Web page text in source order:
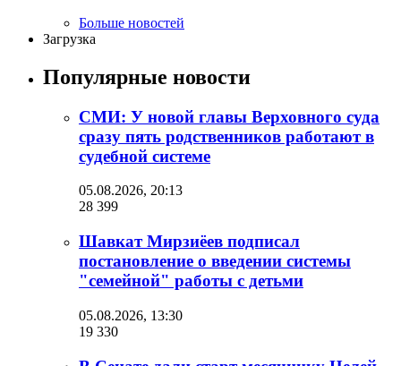
Больше новостей
Загрузка
Популярные новости
СМИ: У новой главы Верховного суда
сразу пять родственников работают в
судебной системе
05.08.2026, 20:13
28 399
Шавкат Мирзиёев подписал
постановление о введении системы
"семейной" работы с детьми
05.08.2026, 13:30
19 330